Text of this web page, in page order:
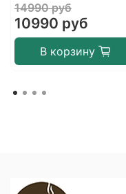
14990 руб
10990 руб
В корзину